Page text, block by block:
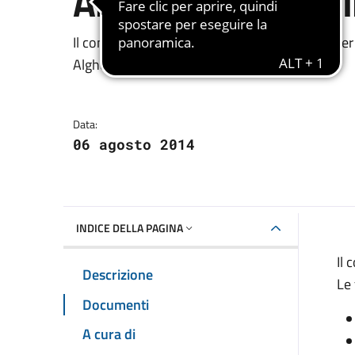
Dettagli della notizia
Il comune informa che è aperta la selezione
Alghero
Data:
06 agosto 2014
INDICE DELLA PAGINA
Descrizione
Documenti
A cura di
Il